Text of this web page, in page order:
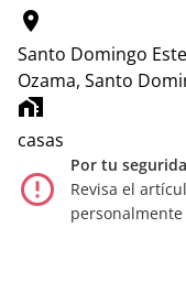
location_on
Santo Domingo
Ozama, Santo
home_work
casas
error_outline
Por tu
Revisa el